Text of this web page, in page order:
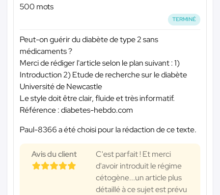
500 mots
TERMINÉ
Peut-on guérir du diabète de type 2 sans
médicaments ?
Merci de rédiger l'article selon le plan suivant : 1)
Introduction 2) Etude de recherche sur le diabète
Université de Newcastle
Le style doit être clair, fluide et très informatif.
Référence : diabetes-hebdo.com
Paul-8366 a été choisi pour la rédaction de ce texte.
Avis du client
C'est parfait ! Et merci
d'avoir introduit le régime
cétogène...un article plus
détaillé à ce sujet est prévu